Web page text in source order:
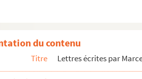
qu’elle offert à Hippolyte.
13 mai 1834,Lyon
datée du 14 septembre 1839, Lyon
du contenu
Titre Lettres écrites par